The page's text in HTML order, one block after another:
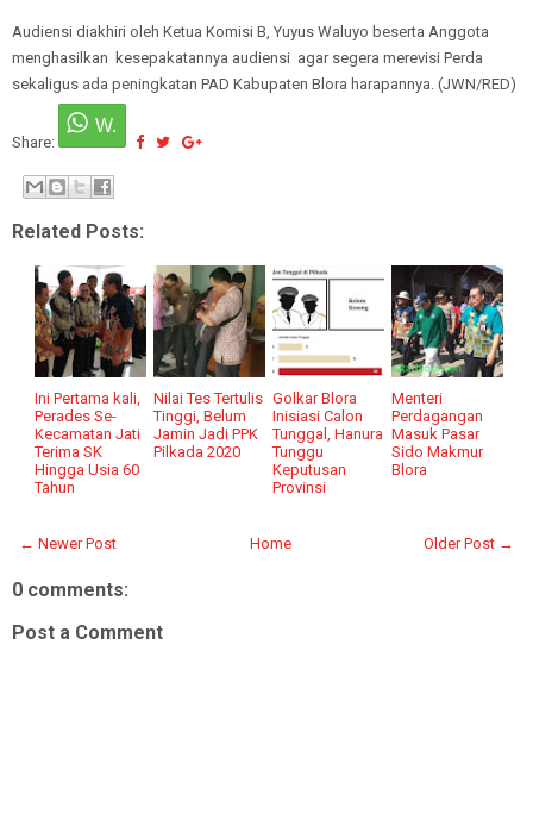
Audiensi diakhiri oleh Ketua Komisi B, Yuyus Waluyo beserta Anggota
menghasilkan kesepakatannya audiensi agar segera merevisi Perda
sekaligus ada peningkatan PAD Kabupaten Blora harapannya. (JWN/RED)
Share:
Related Posts:
Ini Pertama kali,
Perades Se-
Kecamatan Jati
Terima SK
Hingga Usia 60
Tahun
Nilai Tes Tertulis
Tinggi, Belum
Jamin Jadi PPK
Pilkada 2020
Golkar Blora
Inisiasi Calon
Tunggal, Hanura
Tunggu
Keputusan
Provinsi
Menteri
Perdagangan
Masuk Pasar
Sido Makmur
Blora
← Newer Post Older Post →
Home
0 comments:
Post a Comment